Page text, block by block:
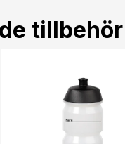
tillbehör